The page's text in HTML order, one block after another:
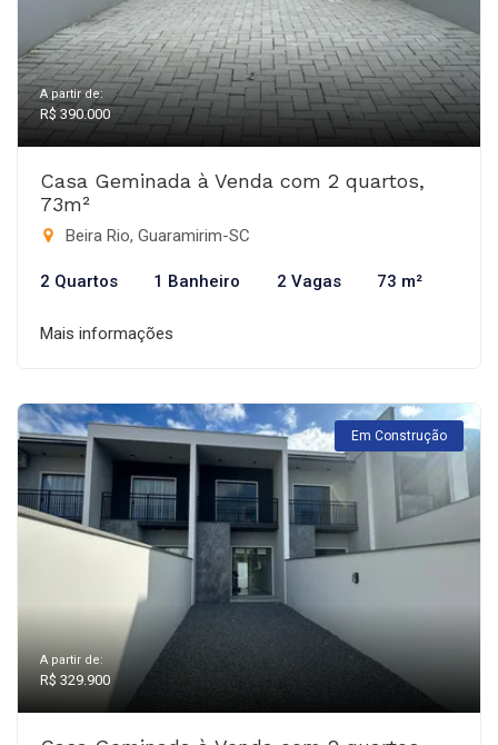
A partir de:
R$ 390.000
Casa Geminada à Venda com 2 quartos,
73m²
Beira Rio, Guaramirim-SC
2 Quartos 1 Banheiro 2 Vagas 73 m²
Mais informações
Em Construção
A partir de:
R$ 329.900